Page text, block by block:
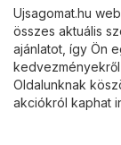
Ujsagomat.hu
összes aktuális
ajánlatot, így Ön
Oldalunknak
akciókról kaphat